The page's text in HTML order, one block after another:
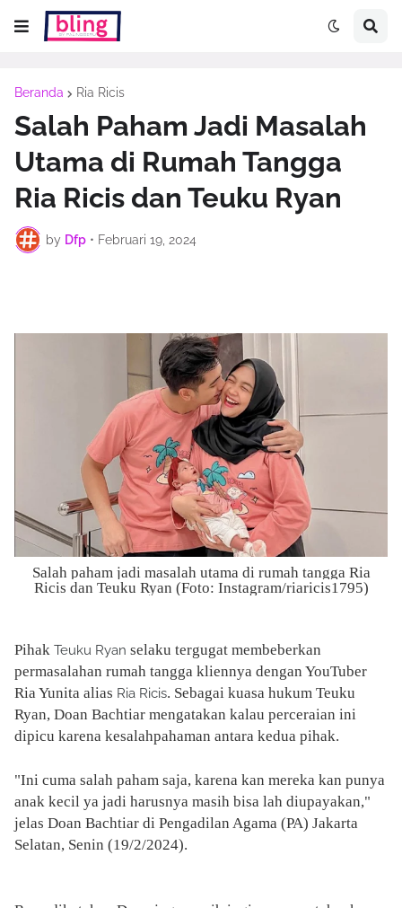
Beranda Ria Ricis
Salah Paham Jadi Masalah
Utama di Rumah Tangga
Ria Ricis dan Teuku Ryan
by Dfp • Februari 19, 2024
Salah paham jadi masalah utama di rumah tangga Ria
Ricis dan Teuku Ryan (Foto: Instagram/riaricis1795)
Pihak Teuku Ryan selaku tergugat membeberkan
permasalahan rumah tangga kliennya dengan YouTuber
Ria Yunita alias Ria Ricis. Sebagai kuasa hukum Teuku
Ryan, Doan Bachtiar mengatakan kalau perceraian ini
dipicu karena kesalahpahaman antara kedua pihak.
"Ini cuma salah paham saja, karena kan mereka kan punya
anak kecil ya jadi harusnya masih bisa lah diupayakan,"
jelas Doan Bachtiar di Pengadilan Agama (PA) Jakarta
Selatan, Senin (19/2/2024).